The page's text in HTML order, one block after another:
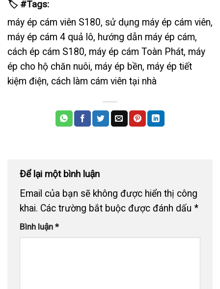
🏷️ #Tags:
máy ép cám viên S180, sử dụng máy ép cám viên,
máy ép cám 4 quả lô, hướng dẫn máy ép cám,
cách ép cám S180, máy ép cám Toàn Phát, máy
ép cho hộ chăn nuôi, máy ép bền, máy ép tiết
kiệm điện, cách làm cám viên tại nhà
Để lại một bình luận
Email của bạn sẽ không được hiển thị công
khai. Các trường bắt buộc được đánh dấu *
Bình luận *